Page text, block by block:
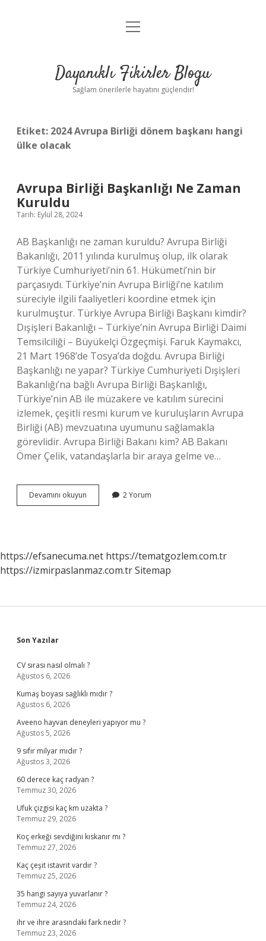
Anasayfa
Yasal Uyarı
menüyü
Dayanıklı Fikirler Blogu
Sağlam önerilerle hayatını güçlendir!
Etiket: 2024 Avrupa Birliği dönem başkanı hangi
ülke olacak
Avrupa Birliği Başkanlığı Ne Zaman
Kuruldu
Tarih: Eylül 28, 2024
AB Başkanlığı ne zaman kuruldu? Avrupa Birliği
Bakanlığı, 2011 yılında kurulmuş olup, ilk olarak
Türkiye Cumhuriyeti’nin 61. Hükümeti’nin bir
parçasıydı. Türkiye’nin Avrupa Birliği’ne katılım
süreciyle ilgili faaliyetleri koordine etmek için
kurulmuştur. Türkiye Avrupa Birliği Başkanı kimdir?
Dışişleri Bakanlığı – Türkiye’nin Avrupa Birliği Daimi
Temsilciliği – Büyükelçi Özgeçmişi. Faruk Kaymakcı,
21 Mart 1968’de Tosya’da doğdu. Avrupa Birliği
Başkanlığı ne yapar? Türkiye Cumhuriyeti Dışişleri
Bakanlığı’na bağlı Avrupa Birliği Başkanlığı,
Türkiye’nin AB ile müzakere ve katılım sürecini
izlemek, çeşitli resmi kurum ve kuruluşların Avrupa
Birliği (AB) mevzuatına uyumunu sağlamakla
görevlidir. Avrupa Birliği Bakanı kim? AB Bakanı
Ömer Çelik, vatandaşlarla bir araya gelme ve…
Devamını okuyun
Birliği
2 Yorum
https://efsanecuma.net https://tematgozlem.com.tr
https://izmirpaslanmaz.com.trSitemap
Sidebar
Son Yazılar
CV sırası nasıl olmalı ?
Ağustos 6, 2026
Kumaş boyası sağlıklı mıdır ?
Ağustos 6, 2026
Aveeno hayvan deneyleri yapıyor mu ?
Ağustos 5, 2026
9 sıfır milyar mıdır ?
Ağustos 3, 2026
60 derece kaç radyan ?
Temmuz 30, 2026
Ufuk çizgisi kaç km uzakta ?
Temmuz 29, 2026
Koç erkeği sevdiğini kıskanır mı ?
Temmuz 27, 2026
Kaç çeşit istavrit vardır ?
Temmuz 25, 2026
35 hangi sayıya yuvarlanır ?
Temmuz 24, 2026
ihr ve ihre arasındaki fark nedir ?
Temmuz 23, 2026